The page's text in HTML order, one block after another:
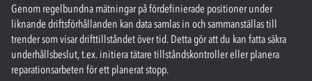
Genom regelbundna mätningar på fördefinierade positioner under
liknande driftsförhållanden kan data samlas in och sammanställas till
trender som visar drifttillståndet över tid. Detta gör att du kan fatta säkra
underhållsbeslut, t.ex. initiera tätare tillståndskontroller eller planera
reparationsarbeten för ett planerat stopp.